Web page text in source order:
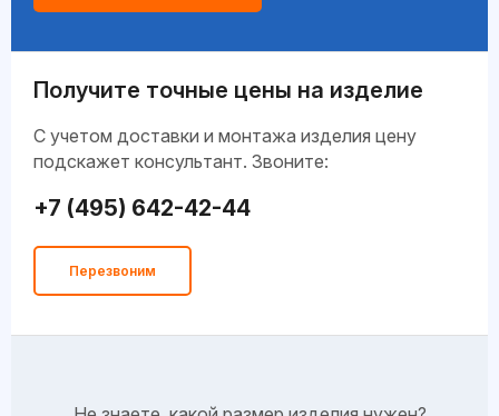
Получите точные цены на изделие
C учетом доставки и монтажа изделия цену
подскажет консультант. Звоните:
+7 (495) 642-42-44
Перезвоним